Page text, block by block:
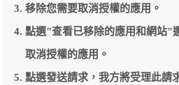
移除您需要取消授權的應用。
點選"查看已移除的應用和網站"
取消授權的應用。
點選發送請求，我方將受理此請